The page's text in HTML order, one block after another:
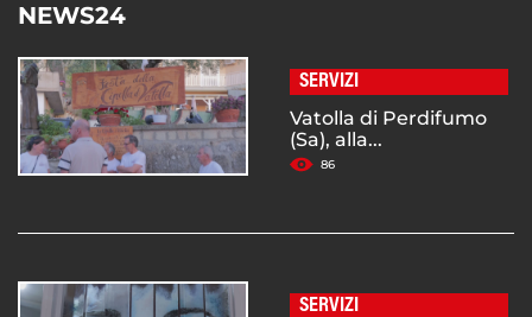
NEWS24
SERVIZI
Vatolla di Perdifumo
(Sa), alla...
86
SERVIZI